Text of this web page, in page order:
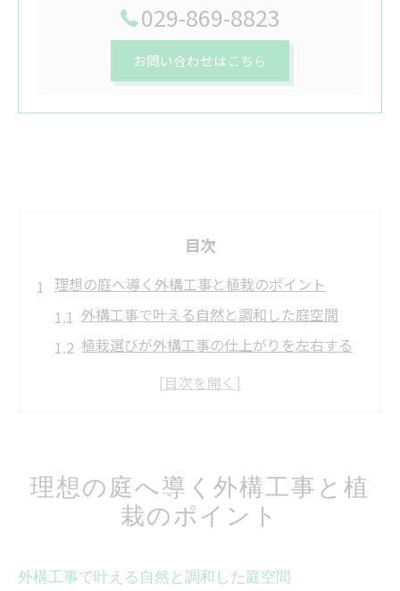
029-869-8823
お問い合わせはこちら
目次
理想の庭へ導く外構工事と植栽のポイント
外構工事で叶える自然と調和した庭空間
植栽選びが外構工事の仕上がりを左右する
法
つくば市の外構工事口コミから見る成功例
外構工事で動線を考えた庭づくりのポイン
理想の庭へ導く外構工事と植
栽のポイント
外構工事で叶える自然と調和した庭空間